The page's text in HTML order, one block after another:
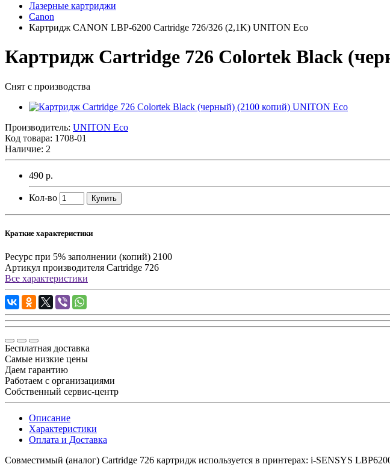
Лазерные картриджи
Canon
Картридж CANON LBP-6200 Cartridge 726/326 (2,1K) UNITON Eco
Картридж Cartridge 726 Colortek Black
Снят с производства
Производитель: UNITON Eco
Код товара: 1708-01
Наличие: 2
490 р.
Кол-во Купить
Краткие характеристики
Ресурс при 5% заполнении (копий) 2100
Артикул производителя Cartridge 726
Все характеристики
Бесплатная доставка
Самые низкие цены
Даем гарантию
Работаем с организациями
Собственный сервис-центр
Описание
Характеристики
Оплата и Доставка
Совместимый (аналог) Cartridge 726 картридж используется в принтерах: i-SENSYS